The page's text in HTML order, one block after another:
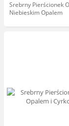
Srebrny Pierścionek
Niebieskim Opalem